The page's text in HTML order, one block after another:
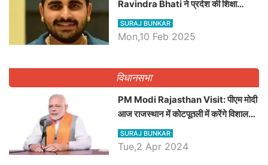
Ravindra Bhati ने प्रदेश की शिक्षा
व्यवस्था पर उठाए सवाल, Madan
Dilawar पर हमला करते हुए गिनवाये खाली
SURAJ BUNKAR
Mon,10 Feb 2025
विधानसभा
PM Modi Rajasthan Visit: पीएम मोदी
आज राजस्थान में कोटपूतली में करेंगे विशाल
रैली, एक सभा से 8 सीटों पर साधेगें निशाना
SURAJ BUNKAR
Tue,2 Apr 2024